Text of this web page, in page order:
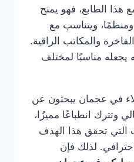
هذا الطابع، فهو يمنح
ويتناسب مع
والمكاتب الراقية.
يجعله مناسبًا لمختلف
في عجمان يبحثون عن
وتترك انطباعًا مميزًا،
التي تحقق هذا الهدف
لذلك فإن